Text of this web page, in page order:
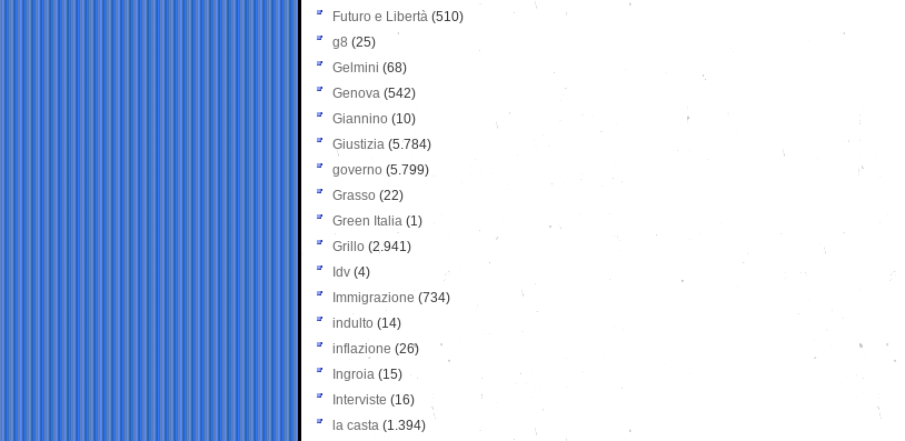
Futuro e Libertà (510)
g8 (25)
Gelmini (68)
Genova (542)
Giannino (10)
Giustizia (5.784)
governo (5.799)
Grasso (22)
Green Italia (1)
Grillo (2.941)
Idv (4)
Immigrazione (734)
indulto (14)
inflazione (26)
Ingroia (15)
Interviste (16)
la casta (1.394)